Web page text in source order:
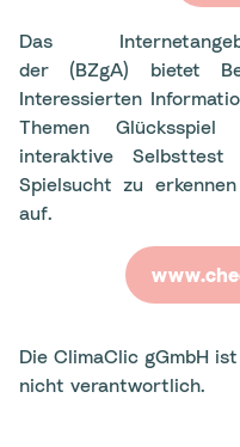
Das
der (BZgA) bietet
Interessierten
Themen
interaktive
Spielsucht zu
auf.
Die ClimaClic gGmbH
nicht verantwortlich.